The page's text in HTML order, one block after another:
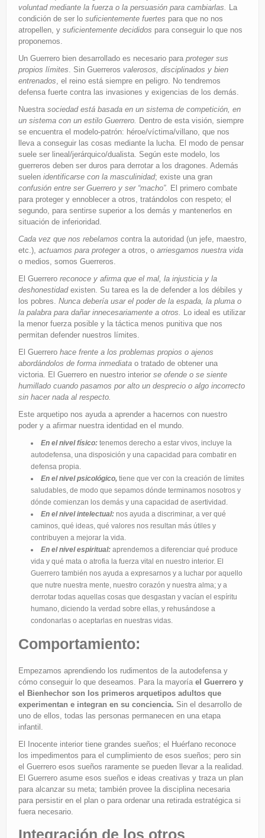
voluntad mediante la fuerza o la persuasión para cambiarlas. La
condición de ser lo suficientemente fuertes para que no nos
atropellen, y suficientemente decididos para conseguir lo que nos
proponemos.
Un Guerrero bien desarrollado es necesario para proteger sus
propios límites. Sin Guerreros valerosos, disciplinados y bien
entrenados, el reino está siempre en peligro. No tendremos
defensa fuerte contra las invasiones y exigencias de los demás.
Nuestra sociedad está basada en un sistema de competición, en
un sistema con un estilo Guerrero. Dentro de esta visión, siempre
se encuentra el modelo-patrón: héroe/víctima/villano, que nos
lleva a conseguir las cosas mediante la lucha. El modo de pensar
suele ser lineal/jerárquico/dualista. Según este modelo, los
guerreros deben ser duros para derrotar a los dragones. Además
suelen identificarse con la masculinidad; existe una gran
confusión entre ser Guerrero y ser “macho”. El primero combate
para proteger y ennoblecer a otros, tratándolos con respeto; el
segundo, para sentirse superior a los demás y mantenerlos en
situación de inferioridad.
Cada vez que nos rebelamos contra la autoridad (un jefe, maestro,
etc.), actuamos para protegera otros, o arriesgamos nuestra vida
o medios, somos Guerreros.
El Guerrero reconoce y afirma que el mal, la injusticia y la
deshonestidadexisten. Su tarea es la de defender a los débiles y
los pobres. Nunca debería usar el poder de la espada, la pluma o
la palabra para dañar innecesariamente a otros. Lo ideal es utilizar
la menor fuerza posible y la táctica menos punitiva que nos
permitan defender nuestros límites.
El Guerrero hace frente a los problemas propios o ajenos
abordándolos de forma inmediata o tratado de obtener una
victoria. El Guerrero en nuestro interior se ofende o se siente
humillado cuando pasamos por alto un desprecio o algo incorrecto
sin hacer nada al respecto.
Este arquetipo nos ayuda a aprender a hacernos con nuestro
poder y a afirmar nuestra identidad en el mundo.
En el nivel físico: tenemos derecho a estar vivos, incluye la
autodefensa, una disposición y una capacidad para combatir en
defensa propia.
En el nivel psicológico, tiene que ver con la creación de límites
saludables, de modo que sepamos dónde terminamos nosotros y
dónde comienzan los demás y una capacidad de asertividad.
En el nivel intelectual: nos ayuda a discriminar, a ver qué
caminos, qué ideas, qué valores nos resultan más útiles y
contribuyen a mejorar la vida.
En el nivel espiritual: aprendemos a diferenciar qué produce
vida y qué mata o atrofia la fuerza vital en nuestro interior. El
Guerrero también nos ayuda a expresarnos y a luchar por aquello
que nutre nuestra mente, nuestro corazón y nuestra alma; y a
derrotar todas aquellas cosas que desgastan y vacían el espíritu
humano, diciendo la verdad sobre ellas, y rehusándose a
condonarlas o aceptarlas en nuestras vidas.
Comportamiento:
Empezamos aprendiendo los rudimentos de la autodefensa y
cómo conseguir lo que deseamos. Para la mayoría el Guerrero y
el Bienhechor son los primeros arquetipos adultos que
experimentan e integran en su conciencia. Sin el desarrollo de
uno de ellos, todas las personas permanecen en una etapa
infantil.
El Inocente interior tiene grandes sueños; el Huérfano reconoce
los impedimentos para el cumplimiento de esos sueños; pero sin
el Guerrero esos sueños raramente se pueden llevar a la realidad.
El Guerrero asume esos sueños e ideas creativas y traza un plan
para alcanzar su meta; también provee la disciplina necesaria
para persistir en el plan o para ordenar una retirada estratégica si
fuera necesario.
Integración de los otros